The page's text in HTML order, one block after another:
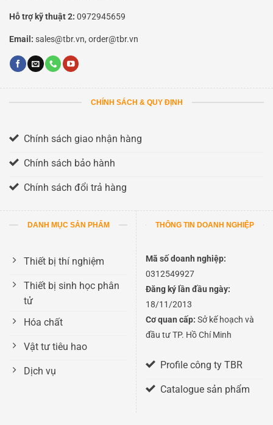
Hỗ trợ kỹ thuật 2: 0972945659
Email: sales@tbr.vn, order@tbr.vn
CHÍNH SÁCH & QUY ĐỊNH
Chính sách giao nhận hàng
Chính sách bảo hành
Chính sách đổi trả hàng
DANH MỤC SẢN PHẨM
Thiết bị thí nghiệm
Thiết bị sinh học phân
tử
Hóa chất
Vật tư tiêu hao
Dịch vụ
THÔNG TIN DOANH NGHIỆP
Mã số doanh nghiệp:
0312549927
Đăng ký lần đầu ngày:
18/11/2013
Cơ quan cấp: Sở kế hoạch và
đầu tư TP. Hồ Chí Minh
Profile công ty TBR
Catalogue sản phẩm